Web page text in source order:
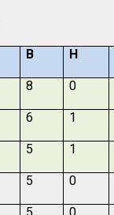
В Н
8 0
6 1
5 1
5 0